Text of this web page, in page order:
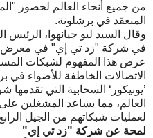
المنعقد في برشلونة.
وقال السيد ليو جيانهوا،
في شركة "زد تي إي" في معرض
عرض هذا المفهوم لشبكات
الاتصالات الخاطفة للأضواء في
’يونيكور‘ السحابية التي
العالم، مما يساعد المشغلين
لعمليات شبكاتهم من الجيل
لمحة عن شركة "زد تي إي"